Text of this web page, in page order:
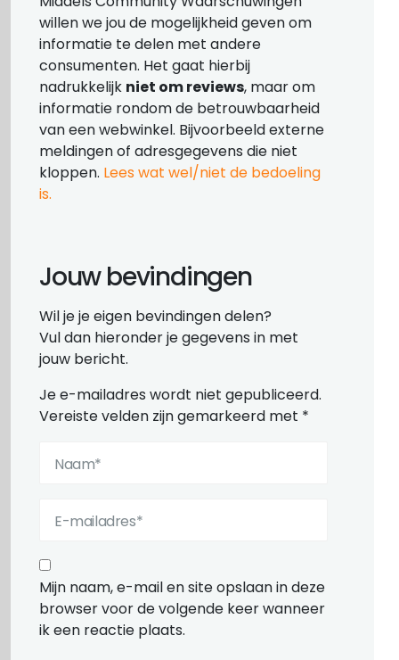
willen we jou de mogelijkheid geven om
informatie te delen met andere
consumenten. Het gaat hierbij
nadrukkelijk niet om reviews, maar om
informatie rondom de betrouwbaarheid
van een webwinkel. Bijvoorbeeld externe
meldingen of adresgegevens die niet
kloppen. Lees wat wel/niet de bedoeling
is.
Jouw bevindingen
Wil je je eigen bevindingen delen?
Vul dan hieronder je gegevens in met
jouw bericht.
Je e-mailadres wordt niet gepubliceerd.
Vereiste velden zijn gemarkeerd met *
Mijn naam, e-mail en site opslaan in deze
browser voor de volgende keer wanneer
ik een reactie plaats.